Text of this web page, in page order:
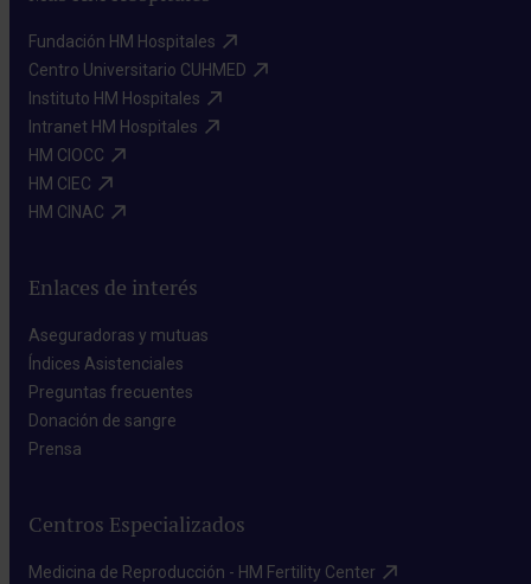
Fundación HM Hospitales​
Centro Universitario CUHMED​
Instituto HM Hospitales​
Intranet HM Hospitales​
HM CIOCC​
HM CIEC​
HM CINAC​
Enlaces de interés
Aseguradoras y mutuas​
Índices Asistenciales​
Preguntas frecuentes​
Donación de sangre​
Prensa​
Centros Especializados
Medicina de Reproducción - HM Fertility Center​